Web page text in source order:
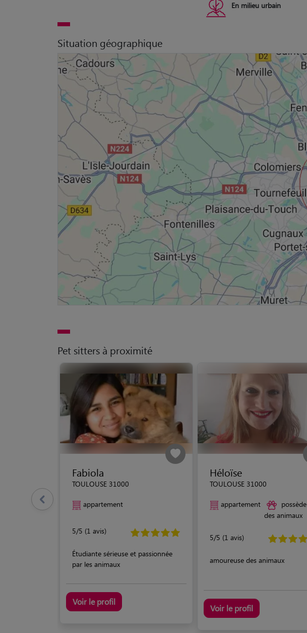
En milieu urbain
Situation géographique
Pet sitters à proximité
Fabiola
TOULOUSE 31000
appartement
5/5 (1 avis)
Étudiante sérieuse et passionnée
par les animaux
Voir le profil
Héloïse
TOULOUSE 31000
appartement
possède
des animaux
5/5 (1 avis)
amoureuse des animaux
Voir le profil